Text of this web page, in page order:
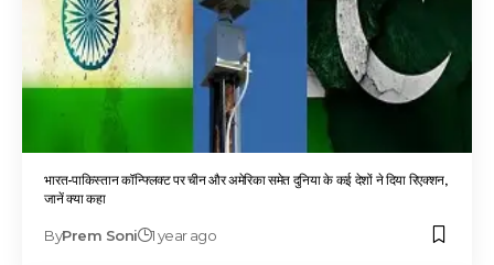
भारत-पाकिस्तान कॉन्फ्लिक्ट पर चीन और अमेरिका समेत दुनिया के कई देशों ने दिया रिएक्शन,
जानें क्या कहा
ByPrem Soni 1 year ago